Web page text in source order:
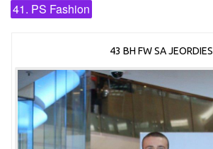
41. PS Fashion
43 BH FW SA JEORDIES